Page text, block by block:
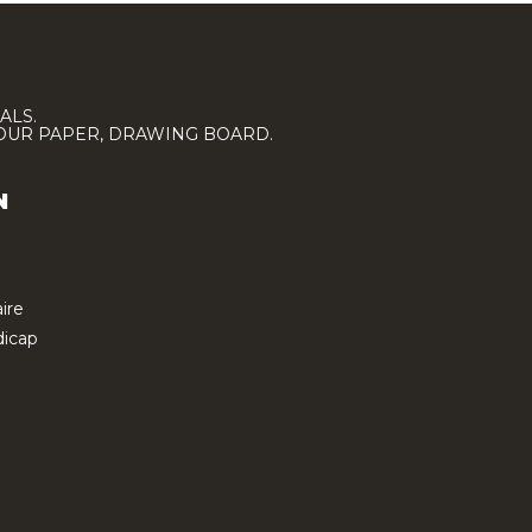
PAPER, DRAWING BOARD.